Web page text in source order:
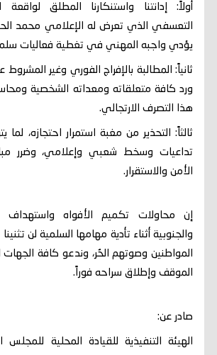
​أولاً: إدانتنا واستنكارنا المطلق لواقعة
التعسفي الذي تعرض له الإعلامي محمد
يؤدي واجبه المهني في تغطية فعاليات
​ثانياً: المطالبة بالإفراج الفوري وغير المشروط
ورد كافة متعلقاته ومعداته الشخصية
هذا التصرف الارتجالي.
​ثالثاً: التحذير من مغبة استمرار احتجازه،
تداعيات وسخط شعبي وإعلامي، وضرر
الأمن والاستقرار.
​إن محاولات تكميم الأفواه واستهداف
والجنوبية أثناء تأدية مهامها السلمية لن
المواطنين وصوتهم الحُر، وندعو كافة الجهات
الموقف وإطلاق سراحه فوراً.
​صادر عن:
الهيئة التنفيذية للقيادة المحلية للمجلس